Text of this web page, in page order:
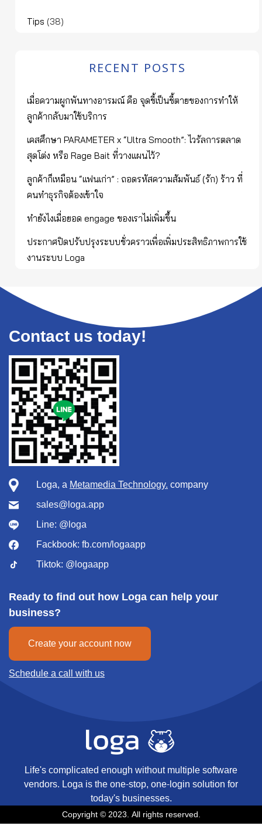
Tips (38)
RECENT POSTS
เมื่อความผูกพันทางอารมณ์ คือ จุดชี้เป็นชี้ตายของการทำให้
ลูกค้ากลับมาใช้บริการ
เคสศึกษา PARAMETER x “Ultra Smooth”: ไวรัลการตลาด
สุดโต่ง หรือ Rage Bait ที่วางแผนไว้?
ลูกค้าก็เหมือน “แฟนเก่า” : ถอดรหัสความสัมพันธ์ (รัก) ร้าว ที่
คนทำธุรกิจต้องเข้าใจ
ทำยังไงเมื่อยอด engage ของเราไม่เพิ่มขึ้น
ประกาศปิดปรับปรุงระบบชั่วคราวเพื่อเพิ่มประสิทธิภาพการใช้
งานระบบ Loga